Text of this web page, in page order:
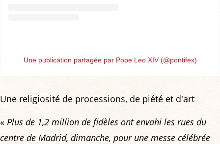
Une publication partagée par Pope Leo XIV (@pontifex)
Une religiosité de processions, de piété et d'art
« Plus de 1,2 million de fidèles ont envahi les rues du
centre de Madrid, dimanche, pour une messe célébrée